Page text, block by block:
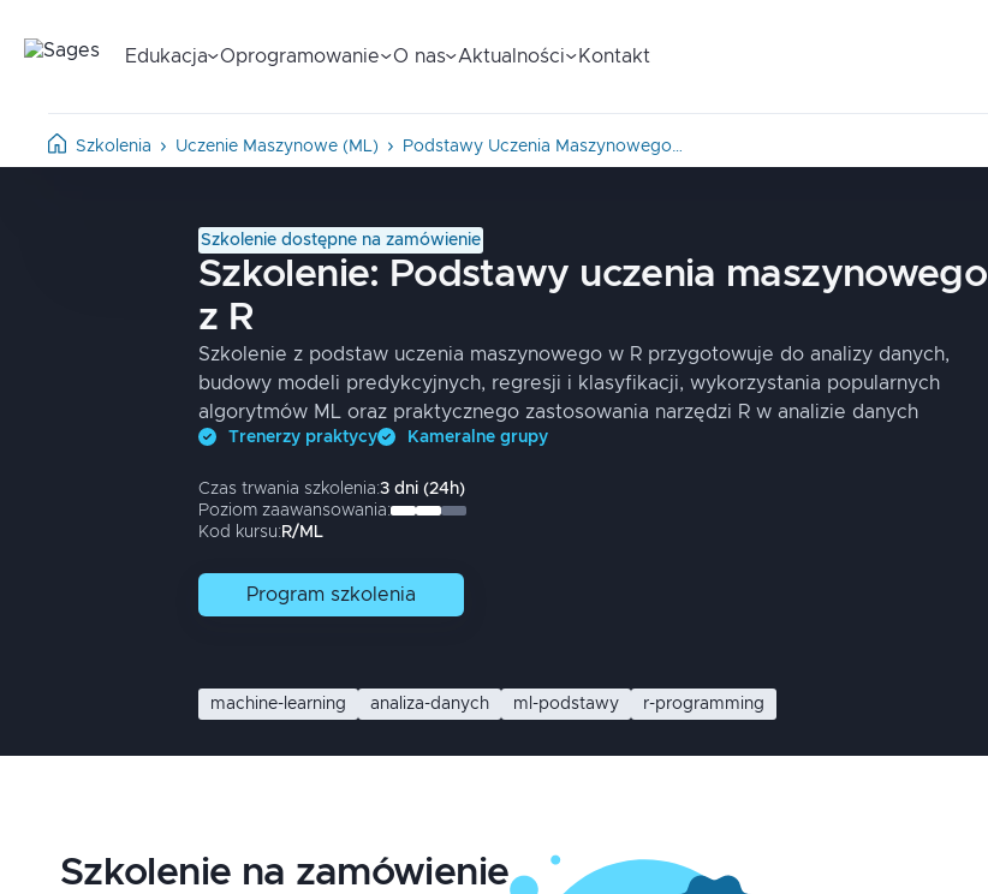
Edukacja Oprogramowanie O nas Aktualności Kontakt
Szkolenia Uczenie Maszynowe (ML) Podstawy Uczenia Maszynowego…
Szkolenie dostępne na zamówienie
Szkolenie: Podstawy uczenia maszynowego
z R
Szkolenie z podstaw uczenia maszynowego w R przygotowuje do analizy danych,
budowy modeli predykcyjnych, regresji i klasyfikacji, wykorzystania popularnych
algorytmów ML oraz praktycznego zastosowania narzędzi R w analizie danych
Trenerzy praktycy Kameralne grupy
Czas trwania szkolenia:3 dni (24h)
Poziom zaawansowania:
Kod kursu:R/ML
Program szkolenia
machine-learning analiza-danych ml-podstawy r-programming
Szkolenie na zamówienie